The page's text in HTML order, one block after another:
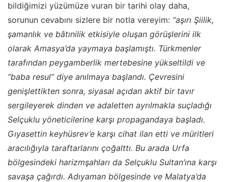
bildiğimizi yüzümüze vuran bir tarihi olay daha,
sorunun cevabını sizlere bir notla vereyim: “aşırı Şiilik,
şamanlık ve bâtınilik etkisiyle oluşan görüşlerini ilk
olarak Amasya’da yaymaya başlamıştı. Türkmenler
tarafından peygamberlik mertebesine yükseltildi ve
“baba resul” diye anılmaya başlandı. Çevresini
genişlettikten sonra, siyasal açıdan aktif bir tavır
sergileyerek dinden ve adaletten ayrılmakla suçladığı
Selçuklu yöneticilerine karşı propagandaya başladı.
Gıyasettin keyhüsrev’e karşı cihat ilan etti ve müritleri
aracılığıyla taraftarlarını çoğalttı. Bu arada Urfa
bölgesindeki harizmşahları da Selçuklu Sultan’ına karşı
savaşa çağırdı. Adıyaman bölgesinde ve Malatya’da